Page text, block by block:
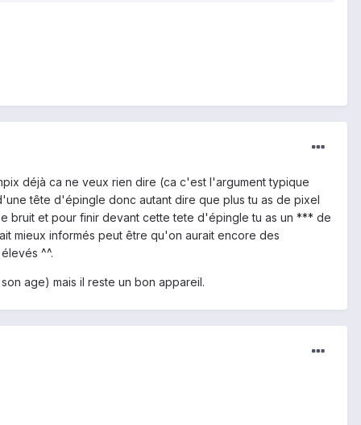
déjà ca ne veux rien dire (ca c'est l'argument typique
tête d'épingle donc autant dire que plus tu as de pixel
bruit et pour finir devant cette tete d'épingle tu as un *** de
mieux informés peut être qu'on aurait encore des
^^.
age) mais il reste un bon appareil.